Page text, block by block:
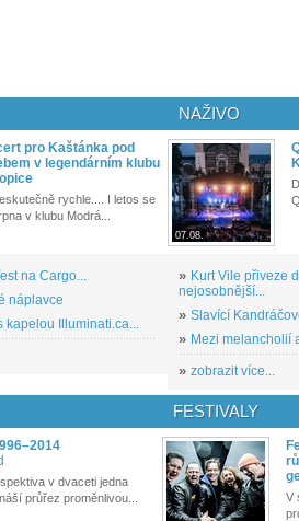
pro Kaštánka pod
v legendárním klubu
rychle.... I letos se
v klubu Modrá...
na Cargo...
náplavce
kapelou Illuminati.ca...
NAŽIVO
07.08.
» Kurt Vile přiveze
nejosobnější...
» Slavící
» Mezi melancholií
» zobrazit více...
v dvaceti jedna
průřez proměnlivou...
FESTIVALY
V